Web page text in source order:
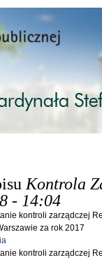
Kontrola
- 14:04
kontroli zarządczej
za rok 2017
kontroli zarządczej